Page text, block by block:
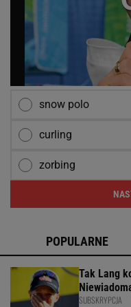
snow polo
curling
zorbing
POPULARNE
Tak Lang
SUBSKRYPCJA